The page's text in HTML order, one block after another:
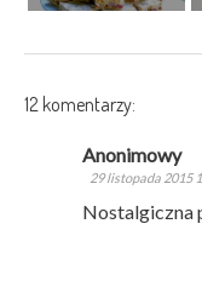
12 komentarzy:
Anonimowy
29 listopada 2015
Nostalgiczna